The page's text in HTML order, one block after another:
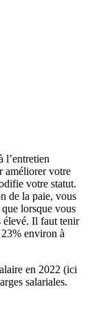
l’entretien
améliorer votre
votre statut.
de la paie, vous
lorsque vous
élevé. Il faut tenir
environ à
en 2022 (ici
salariales.